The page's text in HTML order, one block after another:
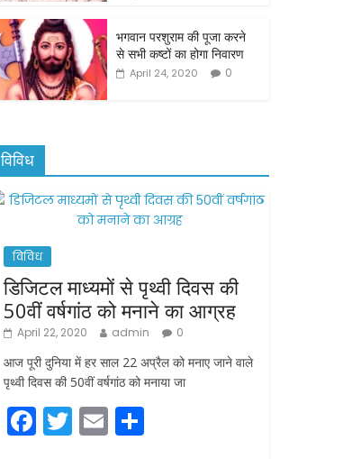
भगवान परशुराम की पूजा करने
से सभी कष्टों का होगा निवारण
April 24, 2020 0
विविध
विविध
डिजिटल माध्यमों से पृथ्वी दिवस की
50वीं वर्षगांठ को मनाने का आग्रह
April 22, 2020 admin 0
आज पूरी दुनिया में हर साल 22 अप्रैल को मनाए जाने वाले
पृथ्वी दिवस की 50वीं वर्षगांठ को मनाया जा
F
a
T
w
E
m